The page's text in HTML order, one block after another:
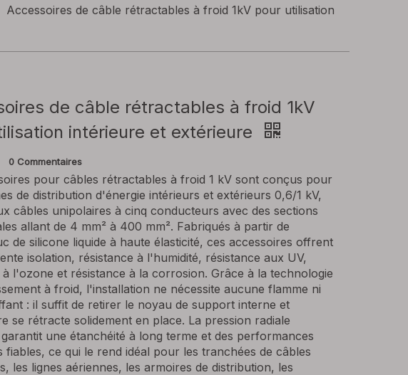
Accessoires de câble rétractables à froid 1kV pour utilisation
de câble rétractables à froid 1kV
intérieure et extérieure
0 Commentaires
pour câbles rétractables à froid 1 kV sont conçus pour
de distribution d'énergie intérieurs et extérieurs 0,6/1 kV,
câbles unipolaires à cinq conducteurs avec des sections
allant de 4 mm² à 400 mm². Fabriqués à partir de
de silicone liquide à haute élasticité, ces accessoires offrent
isolation, résistance à l'humidité, résistance aux UV,
à l'ozone et résistance à la corrosion. Grâce à la technologie
à froid, l'installation ne nécessite aucune flamme ni
: il suffit de retirer le noyau de support interne et
se rétracte solidement en place. La pression radiale
une étanchéité à long terme et des performances
fiables, ce qui le rend idéal pour les tranchées de câbles
les lignes aériennes, les armoires de distribution, les